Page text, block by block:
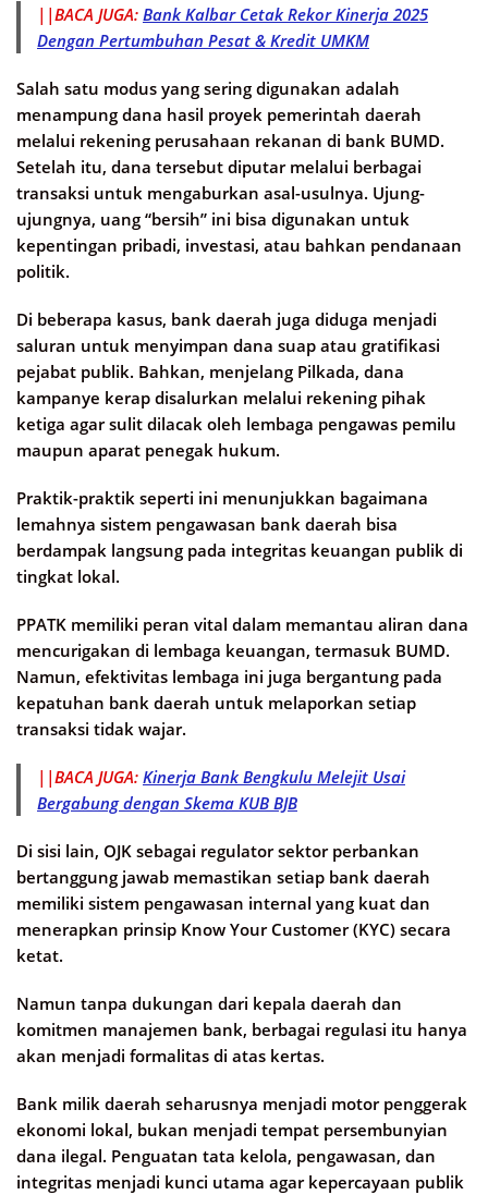
||BACA JUGA: Bank Kalbar Cetak Rekor Kinerja 2025
Dengan Pertumbuhan Pesat & Kredit UMKM
Salah satu modus yang sering digunakan adalah
menampung dana hasil proyek pemerintah daerah
melalui rekening perusahaan rekanan di bank BUMD.
Setelah itu, dana tersebut diputar melalui berbagai
transaksi untuk mengaburkan asal-usulnya. Ujung-
ujungnya, uang “bersih” ini bisa digunakan untuk
kepentingan pribadi, investasi, atau bahkan pendanaan
politik.
Di beberapa kasus, bank daerah juga diduga menjadi
saluran untuk menyimpan dana suap atau gratifikasi
pejabat publik. Bahkan, menjelang Pilkada, dana
kampanye kerap disalurkan melalui rekening pihak
ketiga agar sulit dilacak oleh lembaga pengawas pemilu
maupun aparat penegak hukum.
Praktik-praktik seperti ini menunjukkan bagaimana
lemahnya sistem pengawasan bank daerah bisa
berdampak langsung pada integritas keuangan publik di
tingkat lokal.
PPATK memiliki peran vital dalam memantau aliran dana
mencurigakan di lembaga keuangan, termasuk BUMD.
Namun, efektivitas lembaga ini juga bergantung pada
kepatuhan bank daerah untuk melaporkan setiap
transaksi tidak wajar.
||BACA JUGA: Kinerja Bank Bengkulu Melejit Usai
Bergabung dengan Skema KUB BJB
Di sisi lain, OJK sebagai regulator sektor perbankan
bertanggung jawab memastikan setiap bank daerah
memiliki sistem pengawasan internal yang kuat dan
menerapkan prinsip Know Your Customer (KYC) secara
ketat.
Namun tanpa dukungan dari kepala daerah dan
komitmen manajemen bank, berbagai regulasi itu hanya
akan menjadi formalitas di atas kertas.
Bank milik daerah seharusnya menjadi motor penggerak
ekonomi lokal, bukan menjadi tempat persembunyian
dana ilegal. Penguatan tata kelola, pengawasan, dan
integritas menjadi kunci utama agar kepercayaan publik